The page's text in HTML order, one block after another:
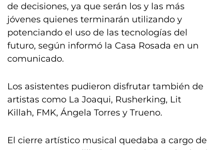
de decisiones, ya que serán los y las más
jóvenes quienes terminarán utilizando y
potenciando el uso de las tecnologías del
futuro, según informó la Casa Rosada en un
comunicado.
Los asistentes pudieron disfrutar también de
artistas como La Joaqui, Rusherking, Lit
Killah, FMK, Ángela Torres y Trueno.
El cierre artístico musical quedaba a cargo de